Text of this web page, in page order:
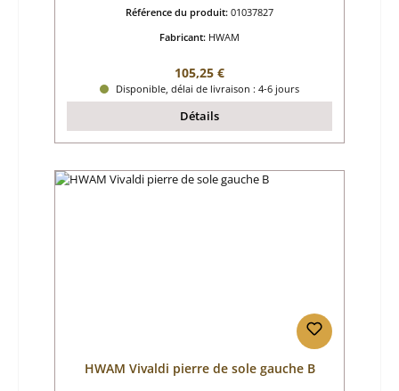
Référence du produit: 01037827
Fabricant: HWAM
Prix régulier :
105,25 €
Disponible, délai de livraison : 4-6 jours
Détails
HWAM Vivaldi pierre de sole gauche B